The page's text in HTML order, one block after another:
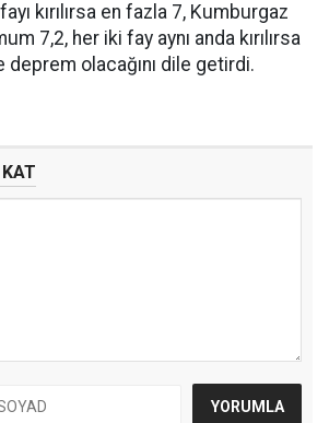
kırılırsa en fazla 7, Kumburgaz
7,2, her iki fay aynı anda kırılırsa
deprem olacağını dile getirdi.